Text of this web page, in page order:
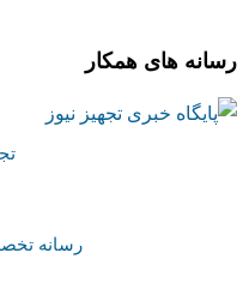
رسانه های همکار
رسانه